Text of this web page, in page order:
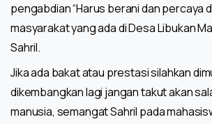
pengabdian “Harus berani dan percaya
masyarakat yang ada di Desa Libukan
Sahril.
Jika ada bakat atau prestasi silahkan
dikembangkan lagi jangan takut akan
manusia, semangat Sahril pada